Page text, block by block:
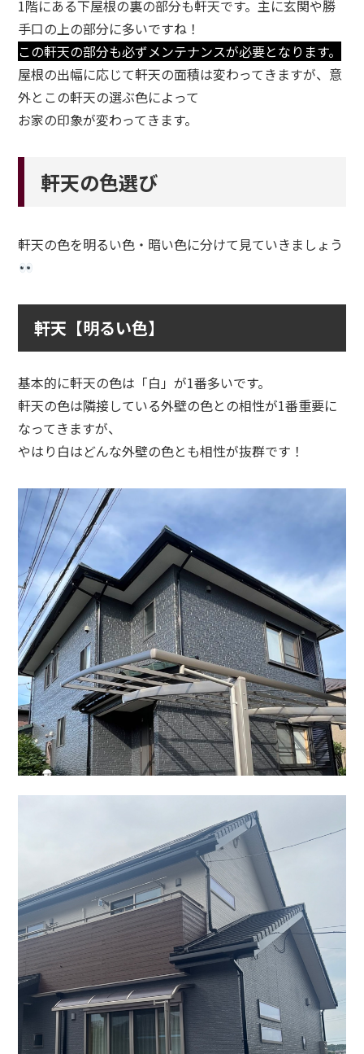
1階にある下屋根の裏の部分も軒天です。主に玄関や勝
手口の上の部分に多いですね！
この軒天の部分も必ずメンテナンスが必要となります。
屋根の出幅に応じて軒天の面積は変わってきますが、意
外とこの軒天の選ぶ色によって
お家の印象が変わってきます。
軒天の色選び
軒天の色を明るい色・暗い色に分けて見ていきましょう
軒天【明るい色】
基本的に軒天の色は「白」が1番多いです。
軒天の色は隣接している外壁の色との相性が1番重要に
なってきますが、
やはり白はどんな外壁の色とも相性が抜群です！